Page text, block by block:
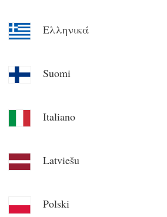
Ελληνικά
Suomi
Italiano
Latviešu
Polski